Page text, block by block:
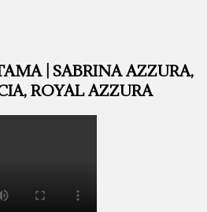
| SABRINA AZZURA,
ROYAL AZZURA